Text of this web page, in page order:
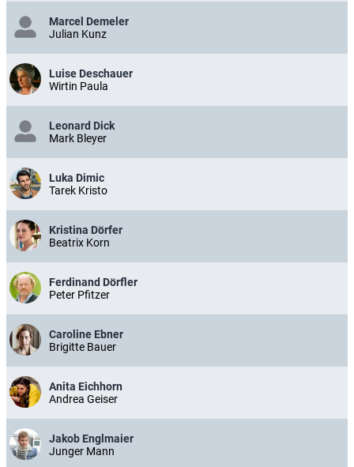
Marcel Demeler
Julian Kunz
Luise Deschauer
Wirtin Paula
Leonard Dick
Mark Bleyer
Luka Dimic
Tarek Kristo
Kristina Dörfer
Beatrix Korn
Ferdinand Dörfler
Peter Pfitzer
Caroline Ebner
Brigitte Bauer
Anita Eichhorn
Andrea Geiser
Jakob Englmaier
Junger Mann